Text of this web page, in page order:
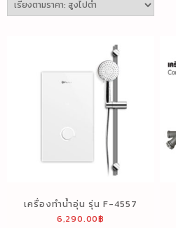
เครื่องทำน้ำอุ่น รุ่น F-4557
6,290.00฿